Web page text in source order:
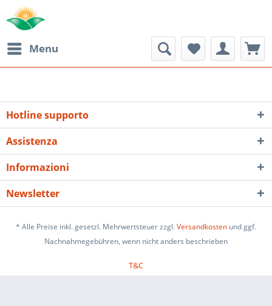
Menu
Hotline supporto
Assistenza
Informazioni
Newsletter
* Alle Preise inkl. gesetzl. Mehrwertsteuer zzgl.Versandkosten und ggf.
Nachnahmegebühren, wenn nicht anders beschrieben
T&C